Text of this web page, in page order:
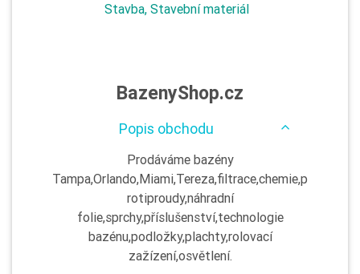
Stavba, Stavební materiál
BazenyShop.cz
Popis obchodu
Prodáváme bazény
Tampa,Orlando,Miami,Tereza,filtrace,chemie,p
rotiproudy,náhradní
folie,sprchy,příslušenství,technologie
bazénu,podložky,plachty,rolovací
zažízení,osvětlení.